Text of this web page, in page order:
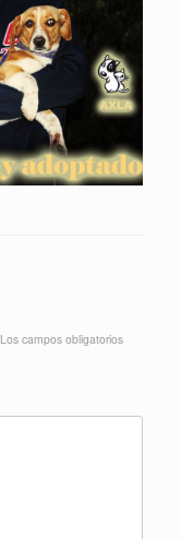
Los campos obligatorios